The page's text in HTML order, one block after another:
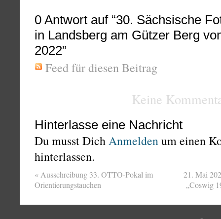
0 Antwort auf “30. Sächsische
in Landsberg am Gützer Berg
2022”
Feed für diesen Beitrag
Keine
Hinterlasse eine Nachricht
Du musst DichAnmeldenum einen
hinterlassen.
« Ausschreibung 33. OTTO-Pokal im
Orientierungstauchen
21. Mai
„Coswig